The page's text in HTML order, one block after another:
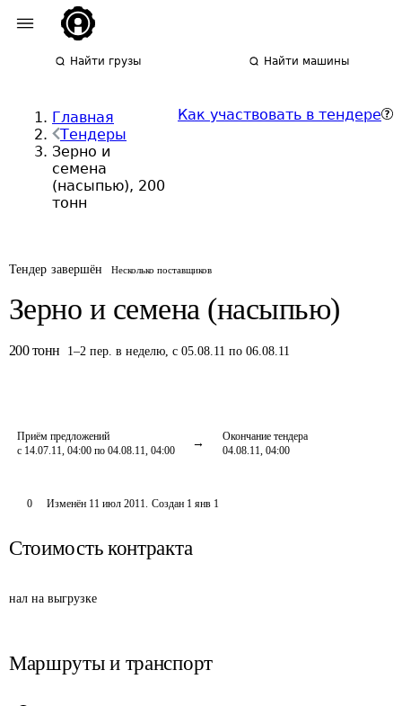
Найти грузы Найти машины
Главная
Тендеры
Зерно и
семена
(насыпью), 200
тонн
Как участвовать в тендере
Тендер завершён Несколько поставщиков
Зерно и семена (насыпью)
200 тонн 1–2 пер. в неделю, с 05.08.11 по 06.08.11
Приём предложений
с 14.07.11, 04:00 по 04.08.11, 04:00
Окончание тендера
04.08.11, 04:00
0 Изменён 11 июл 2011. Создан 1 янв 1
Стоимость контракта
нал на выгрузке
Маршруты и транспорт